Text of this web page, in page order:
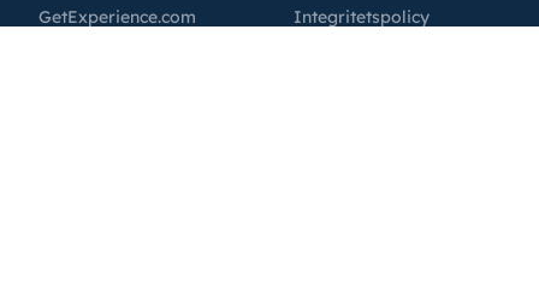
GetExperience.com
Integritetspolicy